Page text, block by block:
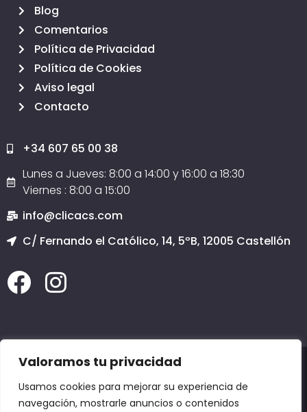
Valoramos tu privacidad
Usamos cookies para mejorar su experiencia de
navegación, mostrarle anuncios o contenidos
Blog
Comentarios
Política de Privacidad
Política de Cookies
Aviso legal
Contacto
+34 607 65 00 38
Lunes a Jueves: 8:00 a 14:00 y 16:00 a 18:30
Viernes : 8:00 a 15:00
info@clicacs.com
C/ Fernando el Católico, 14, 5ºB, 12005 Castellón
2020 © Todos los derechos reservados
SERVICIO TÉCNICO INFORMÁTICO CASTELLÓN, PÁGINAS WEB EN CASTELLÓN, COPIAS
DE SEGURIDAD EN CASTELLÓN, DOMINIOS en CASTELLÓN, EMAIL en CASTELLÓN,
POSICIONAMIENTO EN GOOGLE: Adzaneta, Albocácer,
Alcudia de Veo, Alfondeguilla, Algimia de Almonacid,Almazora,
Almenara,Alquerías del Niño Perdido,Altura,Arañuel,Ares del Maestre,